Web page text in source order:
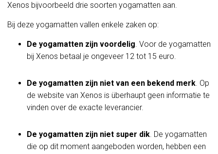
Xenos bijvoorbeeld drie soorten yogamatten aan.
Bij deze yogamatten vallen enkele zaken op:
De yogamatten zijn voordelig. Voor de yogamatten
bij Xenos betaal je ongeveer 12 tot 15 euro.
De yogamatten zijn niet van een bekend merk. Op
de website van Xenos is überhaupt geen informatie te
vinden over de exacte leverancier.
De yogamatten zijn niet super dik. De yogamatten
die op dit moment aangeboden worden, hebben een